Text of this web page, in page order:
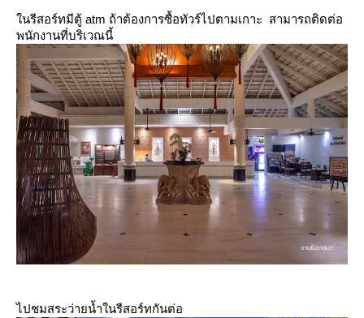
นรีสอร์ทมีตู้ atm ถ้าต้องการซื้อทัวร์ไปตามเกาะ สามารถติดต่อ
พนักงานที่บริเวณนี้
ไปชมสระว่ายน้ำในรีสอร์ทกันต่อ